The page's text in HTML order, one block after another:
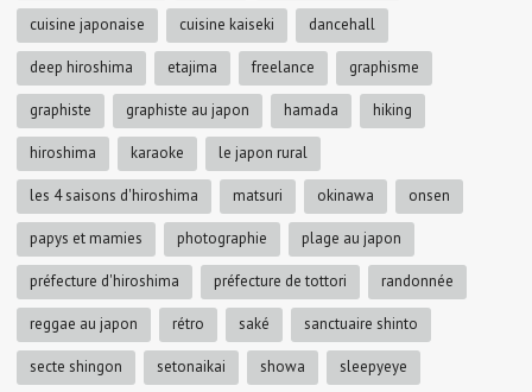
cuisine japonaise cuisine kaiseki dancehall
deep hiroshima etajima freelance graphisme
graphiste graphiste au japon hamada hiking
hiroshima karaoke le japon rural
les 4 saisons d'hiroshima matsuri okinawa onsen
papys et mamies photographie plage au japon
préfecture d'hiroshima préfecture de tottori randonnée
reggae au japon rétro saké sanctuaire shinto
secte shingon setonaikai showa sleepyeye